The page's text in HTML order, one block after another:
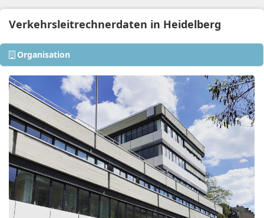
Verkehrsleitrechnerdaten in Heidelberg
Organisation